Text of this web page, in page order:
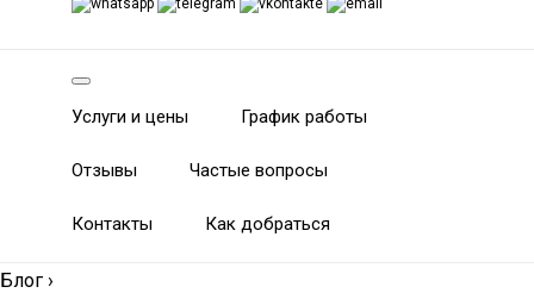
Услуги и цены График работы
Отзывы Частые вопросы
Контакты Как добраться
Блог ›